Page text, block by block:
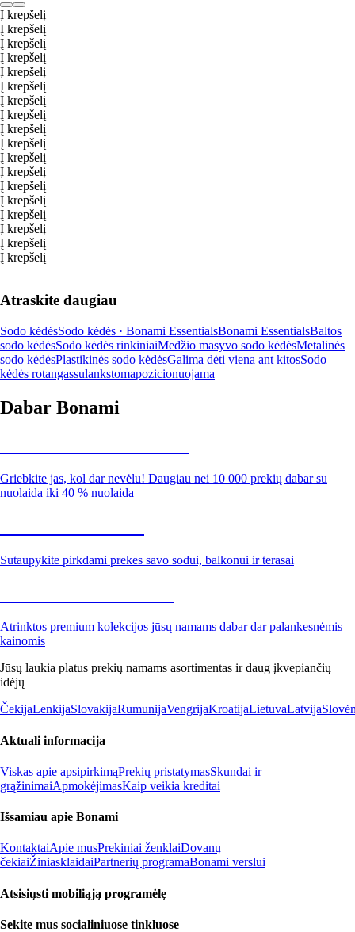
Į krepšelį
Į krepšelį
Į krepšelį
Į krepšelį
Į krepšelį
Į krepšelį
Į krepšelį
Į krepšelį
Į krepšelį
Į krepšelį
Į krepšelį
Į krepšelį
Į krepšelį
Į krepšelį
Į krepšelį
Į krepšelį
Į krepšelį
Į krepšelį
Atraskite daugiau
Sodo kėdėsSodo kėdės · Bonami EssentialsBonami EssentialsBaltos
sodo kėdėsSodo kėdės rinkiniaiMedžio masyvo sodo kėdėsMetalinės
sodo kėdėsPlastikinės sodo kėdėsGalima dėti viena ant kitosSodo
kėdės rotangassulankstomapozicionuojama
Dabar Bonami
Griebkite jas, kol dar nevėlu! Daugiau nei 10 000 prekių dabar su
nuolaida iki 40 % nuolaida
Sutaupykite pirkdami prekes savo sodui, balkonui ir terasai
Atrinktos premium kolekcijos jūsų namams dabar dar palankesnėmis
kainomis
Jūsų laukia platus prekių namams asortimentas ir daug įkvepiančių
idėjų
ČekijaLenkijaSlovakijaRumunijaVengrijaKroatijaLietuvaLatvija
Aktuali informacija
Viskas apie apsipirkimąPrekių pristatymasSkundai ir
grąžinimaiApmokėjimasKaip veikia kreditai
Išsamiau apie Bonami
KontaktaiApie musPrekiniai ženklaiDovanų
čekiaiŽiniasklaidaiPartnerių programaBonami verslui
Atsisiųsti mobiliąją programėlę
Sekite mus socialiniuose tinkluose